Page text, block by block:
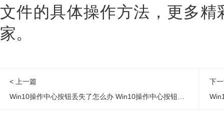
文件的具体操作方法，更多
家。
< 上一篇
下